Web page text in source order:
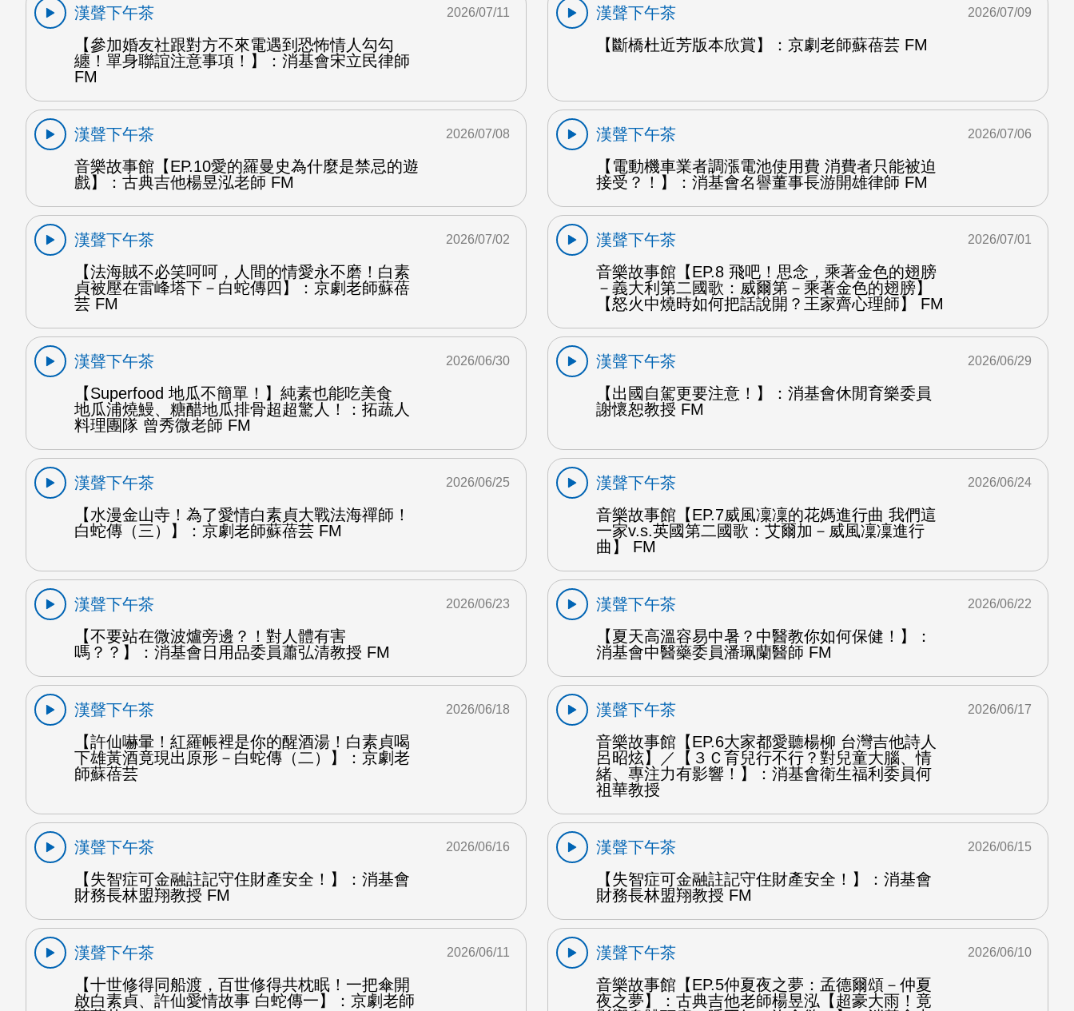
漢聲下午茶
【參加婚友社跟對方不來電遇到恐怖情人勾勾
纏！單身聯誼注意事項！】：消基會宋立民律師
FM
2026/07/11
漢聲下午茶
【斷橋杜近芳版本欣賞】：京劇老師蘇蓓芸 FM
2026/07/09
漢聲下午茶
音樂故事館【EP.10愛的羅曼史為什麼是禁忌的遊
戲】：古典吉他楊昱泓老師 FM
2026/07/08
漢聲下午茶
【電動機車業者調漲電池使用費 消費者只能被迫
接受？！】：消基會名譽董事長游開雄律師 FM
2026/07/06
漢聲下午茶
【法海賊不必笑呵呵，人間的情愛永不磨！白素
貞被壓在雷峰塔下－白蛇傳四】：京劇老師蘇蓓
芸 FM
2026/07/02
漢聲下午茶
音樂故事館【EP.8 飛吧！思念，乘著金色的翅膀
－義大利第二國歌：威爾第－乘著金色的翅膀】
【怒火中燒時如何把話說開？王家齊心理師】 FM
2026/07/01
漢聲下午茶
【Superfood 地瓜不簡單！】純素也能吃美食
地瓜浦燒鰻、糖醋地瓜排骨超超驚人！：拓蔬人
料理團隊 曾秀微老師 FM
2026/06/30
漢聲下午茶
【出國自駕更要注意！】：消基會休閒育樂委員
謝懷恕教授 FM
2026/06/29
漢聲下午茶
【水漫金山寺！為了愛情白素貞大戰法海禪師！
白蛇傳（三）】：京劇老師蘇蓓芸 FM
2026/06/25
漢聲下午茶
音樂故事館【EP.7威風凜凜的花媽進行曲 我們這
一家v.s.英國第二國歌：艾爾加－威風凜凜進行
曲】 FM
2026/06/24
漢聲下午茶
【不要站在微波爐旁邊？！對人體有害
嗎？？】：消基會日用品委員蕭弘清教授 FM
2026/06/23
漢聲下午茶
【夏天高溫容易中暑？中醫教你如何保健！】：
消基會中醫藥委員潘珮蘭醫師 FM
2026/06/22
漢聲下午茶
【許仙嚇暈！紅羅帳裡是你的醒酒湯！白素貞喝
下雄黃酒竟現出原形－白蛇傳（二）】：京劇老
師蘇蓓芸
2026/06/18
漢聲下午茶
音樂故事館【EP.6大家都愛聽楊柳 台灣吉他詩人
呂昭炫】／【３Ｃ育兒行不行？對兒童大腦、情
緒、專注力有影響！】：消基會衛生福利委員何
祖華教授
2026/06/17
漢聲下午茶
【失智症可金融註記守住財產安全！】：消基會
財務長林盟翔教授 FM
2026/06/16
漢聲下午茶
【失智症可金融註記守住財產安全！】：消基會
財務長林盟翔教授 FM
2026/06/15
漢聲下午茶
【十世修得同船渡，百世修得共枕眠！一把傘開
啟白素貞、許仙愛情故事 白蛇傳一】：京劇老師
2026/06/11
漢聲下午茶
音樂故事館【EP.5仲夏夜之夢：孟德爾頌－仲夏
夜之夢】：古典吉他老師楊昱泓【超豪大雨！竟
2026/06/10